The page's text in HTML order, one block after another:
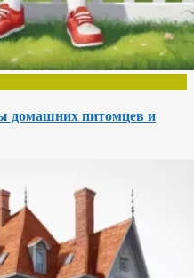
домашних питомцев и